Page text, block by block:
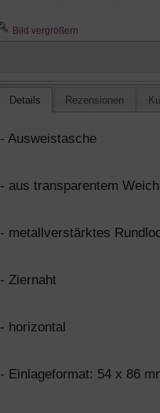
Bild vergrößern
Details Rezensionen
- Ausweistasche
- aus transparentem
- metallverstärktes
- Ziernaht
- horizontal
- Einlageformat: 54 x 86